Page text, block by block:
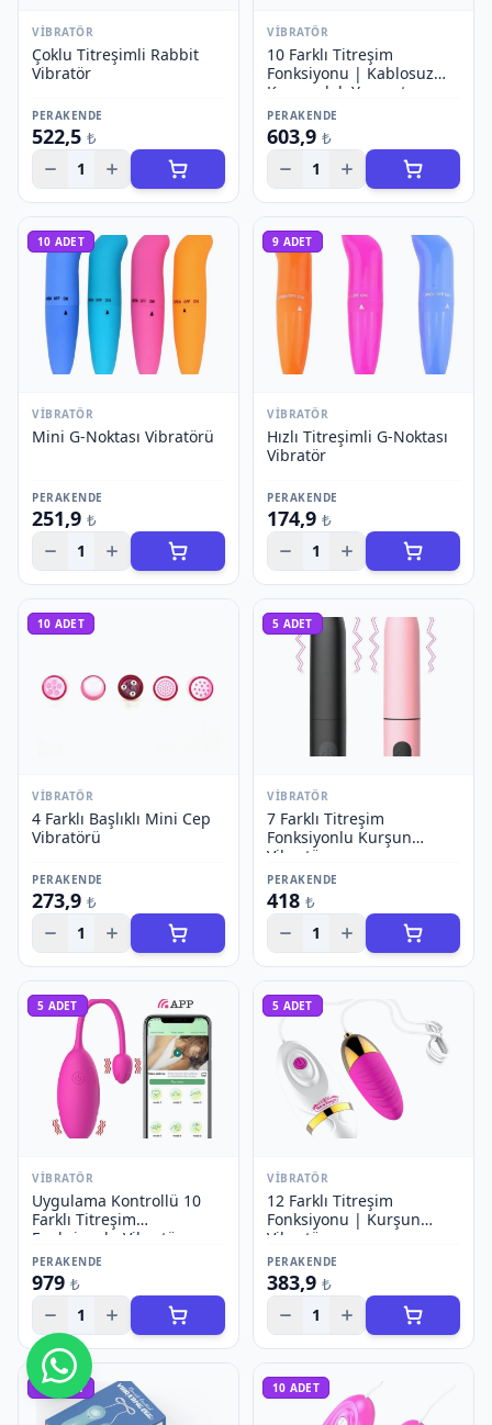
VIBRATÖR
Çoklu Titreşimli Rabbit
Vibratör
PERAKENDE
522,5 ₺
1
VIBRATÖR
10 Farklı Titreşim
Fonksiyonu | Kablosuz
Kumandalı Yumurta
Vibratör
PERAKENDE
603,9 ₺
1
10 ADET
VIBRATÖR
Mini G-Noktası Vibratörü
PERAKENDE
251,9 ₺
1
9 ADET
VIBRATÖR
Hızlı Titreşimli G-Noktası
Vibratör
PERAKENDE
174,9 ₺
1
10 ADET
VIBRATÖR
4 Farklı Başlıklı Mini Cep
Vibratörü
PERAKENDE
273,9 ₺
1
5 ADET
VIBRATÖR
7 Farklı Titreşim
Fonksiyonlu Kurşun
Vibratör
PERAKENDE
418 ₺
1
5 ADET
VIBRATÖR
Uygulama Kontrollü 10
Farklı Titreşim
Fonksiyonlu Vibratör
PERAKENDE
979 ₺
1
5 ADET
VIBRATÖR
12 Farklı Titreşim
Fonksiyonu | Kurşun
Vibratör
PERAKENDE
383,9 ₺
1
10 ADET 10 ADET
Bize Ulaşın